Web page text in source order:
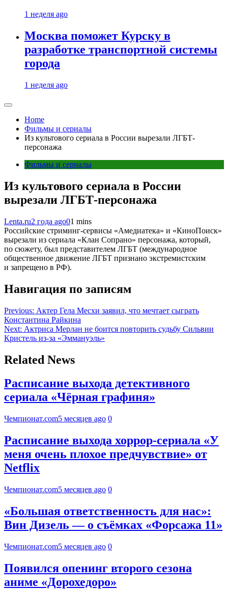
1 неделя ago
Москва поможет Курску в
разработке транспортной системы
города
1 неделя ago
Home
Фильмы и сериалы
Из культового сериала в России вырезали ЛГБТ-
персонажа
Фильмы и сериалы
Из культового сериала в России
вырезали ЛГБТ-персонажа
Lenta.ru2 года ago01 mins
Российские стриминг-сервисы «Амедиатека» и «КиноПоиск»
вырезали из сериала «Клан Сопрано» персонажа, который,
по сюжету, был представителем ЛГБТ (международное
общественное движение ЛГБТ признано экстремистским
и запрещено в РФ).
Навигация по записям
Previous: Актер Гела Месхи заявил, что мечтает сыграть
Константина Райкина
Next: Актриса Мерлан не боится повторить судьбу Сильвии
Кристель из-за «Эммануэль»
Related News
Расписание выхода детективного
сериала «Чёрная графиня»
Чемпионат.com5 месяцев ago 0
Расписание выхода хоррор-сериала «У
меня очень плохое предчувствие» от
Netflix
Чемпионат.com5 месяцев ago 0
«Большая ответственность для нас»:
Вин Дизель — о съёмках «Форсажа 11»
Чемпионат.com5 месяцев ago 0
Появился опенинг второго сезона
аниме «Дорохедоро»